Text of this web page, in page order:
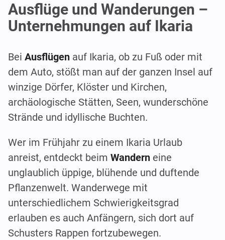
Ausflüge und Wanderungen –
Unternehmungen auf Ikaria
Bei Ausflügen auf Ikaria, ob zu Fuß oder mit
dem Auto, stößt man auf der ganzen Insel auf
winzige Dörfer, Klöster und Kirchen,
archäologische Stätten, Seen, wunderschöne
Strände und idyllische Buchten.
Wer im Frühjahr zu einem Ikaria Urlaub
anreist, entdeckt beim Wandern eine
unglaublich üppige, blühende und duftende
Pflanzenwelt. Wanderwege mit
unterschiedlichem Schwierigkeitsgrad
erlauben es auch Anfängern, sich dort auf
Schusters Rappen fortzubewegen.